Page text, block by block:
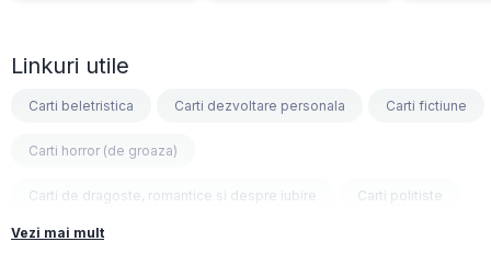
Linkuri utile
Carti beletristica Carti dezvoltare personala Carti fictiune
Carti horror (de groaza)
Carti de dragoste, romantice si despre iubire Carti politiste
Carti fantasy
Vezi mai mult